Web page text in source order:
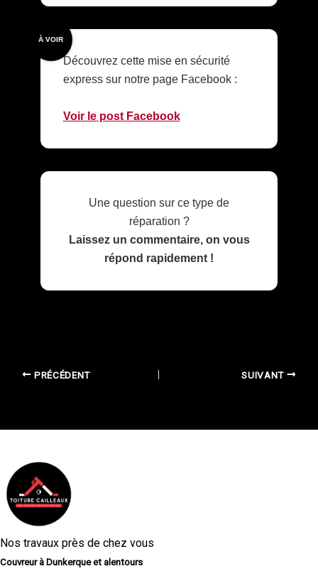
À VOIR
Découvrez cette mise en sécurité
express sur notre page Facebook :
Voir le post Facebook
Une question sur ce type de
réparation ?
Laissez un commentaire, on vous
répond rapidement !
PRÉCÉDENT SUIVANT
Nos travaux près de chez vous
Couvreur à Dunkerque et alentours